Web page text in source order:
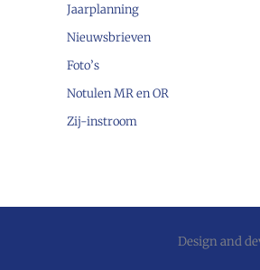
Jaarplanning
Nieuwsbrieven
Foto’s
Notulen MR en OR
Zij-instroom
Design and